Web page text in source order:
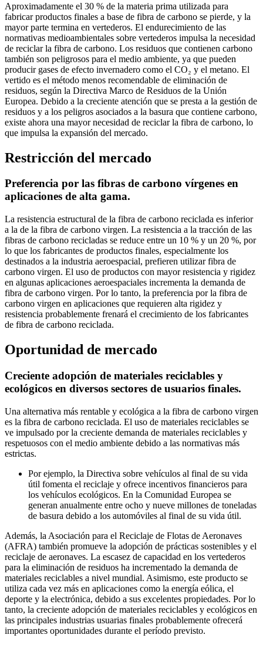
Aproximadamente el 30 % de la materia prima utilizada para
fabricar productos finales a base de fibra de carbono se pierde, y la
mayor parte termina en vertederos. El endurecimiento de las
normativas medioambientales sobre vertederos impulsa la necesidad
de reciclar la fibra de carbono. Los residuos que contienen carbono
también son peligrosos para el medio ambiente, ya que pueden
producir gases de efecto invernadero como el CO₂ y el metano. El
vertido es el método menos recomendable de eliminación de
residuos, según la Directiva Marco de Residuos de la Unión
Europea. Debido a la creciente atención que se presta a la gestión de
residuos y a los peligros asociados a la basura que contiene carbono,
existe ahora una mayor necesidad de reciclar la fibra de carbono, lo
que impulsa la expansión del mercado.
Restricción del mercado
Preferencia por las fibras de carbono vírgenes en
aplicaciones de alta gama.
La resistencia estructural de la fibra de carbono reciclada es inferior
a la de la fibra de carbono virgen. La resistencia a la tracción de las
fibras de carbono recicladas se reduce entre un 10 % y un 20 %, por
lo que los fabricantes de productos finales, especialmente los
destinados a la industria aeroespacial, prefieren utilizar fibra de
carbono virgen. El uso de productos con mayor resistencia y rigidez
en algunas aplicaciones aeroespaciales incrementa la demanda de
fibra de carbono virgen. Por lo tanto, la preferencia por la fibra de
carbono virgen en aplicaciones que requieren alta rigidez y
resistencia probablemente frenará el crecimiento de los fabricantes
de fibra de carbono reciclada.
Oportunidad de mercado
Creciente adopción de materiales reciclables y
ecológicos en diversos sectores de usuarios finales.
Una alternativa más rentable y ecológica a la fibra de carbono virgen
es la fibra de carbono reciclada. El uso de materiales reciclables se
ve impulsado por la creciente demanda de materiales reciclables y
respetuosos con el medio ambiente debido a las normativas más
estrictas.
Por ejemplo, la Directiva sobre vehículos al final de su vida
útil fomenta el reciclaje y ofrece incentivos financieros para
los vehículos ecológicos. En la Comunidad Europea se
generan anualmente entre ocho y nueve millones de toneladas
de basura debido a los automóviles al final de su vida útil.
Además, la Asociación para el Reciclaje de Flotas de Aeronaves
(AFRA) también promueve la adopción de prácticas sostenibles y el
reciclaje de aeronaves. La escasez de capacidad en los vertederos
para la eliminación de residuos ha incrementado la demanda de
materiales reciclables a nivel mundial. Asimismo, este producto se
utiliza cada vez más en aplicaciones como la energía eólica, el
deporte y la electrónica, debido a sus excelentes propiedades. Por lo
tanto, la creciente adopción de materiales reciclables y ecológicos en
las principales industrias usuarias finales probablemente ofrecerá
importantes oportunidades durante el período previsto.